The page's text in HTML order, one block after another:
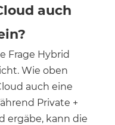
auch
Frage Hybrid
Wie oben
auch eine
Private +
ergäbe, kann die